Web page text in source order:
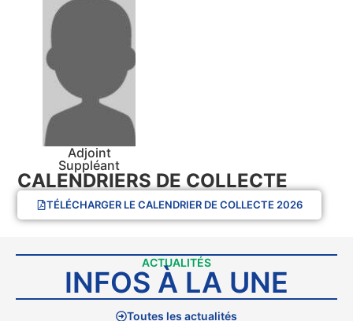
Adjoint
Suppléant
CALENDRIERS DE COLLECTE
TÉLÉCHARGER LE CALENDRIER DE COLLECTE 2026
ACTUALITÉS
INFOS À LA UNE
Toutes les actualités